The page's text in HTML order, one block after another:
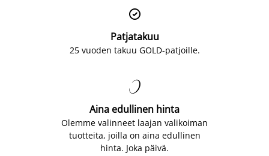

Patjatakuu
25 vuoden takuu GOLD-patjoille.

Aina edullinen hinta
Olemme valinneet laajan valikoiman
tuotteita, joilla on aina edullinen
hinta. Joka päivä.